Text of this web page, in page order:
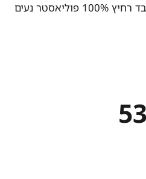
המושב והמשענת מרופדים בד רחיץ 100% פוליאסטר נעים
המחיר